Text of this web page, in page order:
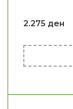
2.275 ден